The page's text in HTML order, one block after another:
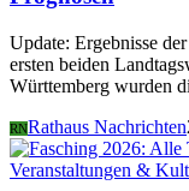
Update: Ergebnisse
ersten beiden
Württemberg wurden
RNRathaus Nachrichten
Veranstaltungen &